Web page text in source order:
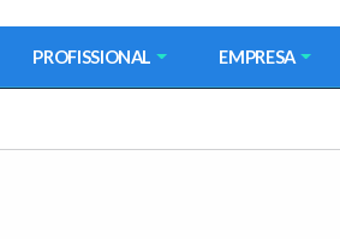
PROFISSIONAL EMPRESA